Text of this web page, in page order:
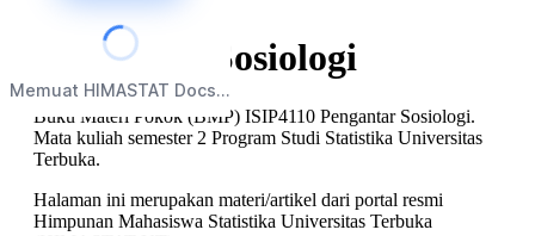
Memuat HIMASTAT Docs...
Pengantar Sosiologi
Buku Materi Pokok (BMP) ISIP4110 Pengantar Sosiologi.
Mata kuliah semester 2 Program Studi Statistika Universitas
Terbuka.
Halaman ini merupakan materi/artikel dari portal resmi
Himpunan Mahasiswa Statistika Universitas Terbuka